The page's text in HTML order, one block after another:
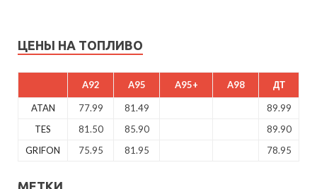
ЦЕНЫ НА ТОПЛИВО
A92 A95 A95+ A98 ДТ
ATAN 77.99 81.49
89.99
TES
81.50 85.90
89.90
GRIFON
75.95 81.95 78.95
МЕТКИ